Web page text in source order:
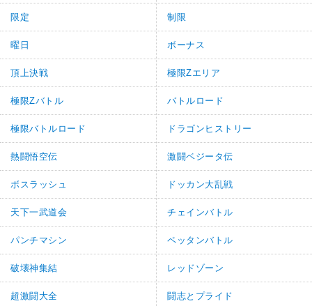
限定 制限
曜日 ボーナス
頂上決戦 極限Zエリア
極限Zバトル バトルロード
極限バトルロード ドラゴンヒストリー
熱闘悟空伝 激闘ベジータ伝
ボスラッシュ ドッカン大乱戦
天下一武道会 チェインバトル
パンチマシン ペッタンバトル
破壊神集結 レッドゾーン
超激闘大全 闘志とプライド